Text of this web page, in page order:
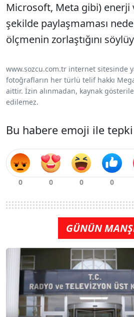
Microsoft, Meta gibi)
şekilde paylaşmaması
ölçmenin zorlaştığını
www.sozcu.com.tr internet sitesinde
fotoğrafların her türlü telif hakkı
aittir. İzin alınmadan, kaynak
edilemez.
Bu habere emoji ile
GÜNÜN